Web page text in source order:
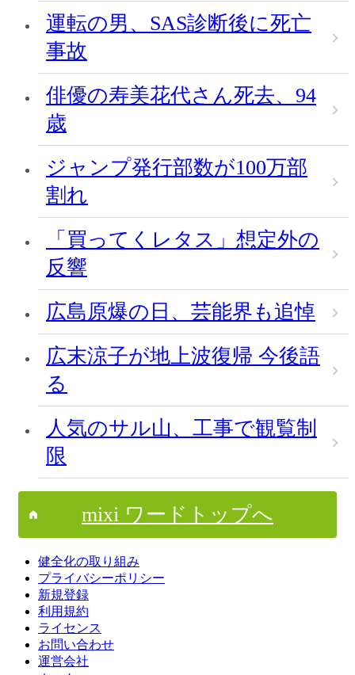
運転の男、SAS診断後に死亡
事故
俳優の寿美花代さん死去、94
歳
ジャンプ発行部数が100万部
割れ
「買ってくレタス」想定外の
反響
広島原爆の日、芸能界も追悼
広末涼子が地上波復帰 今後語
る
人気のサル山、工事で観覧制
限
mixi ワードトップへ
健全化の取り組み
プライバシーポリシー
新規登録
利用規約
ライセンス
お問い合わせ
運営会社